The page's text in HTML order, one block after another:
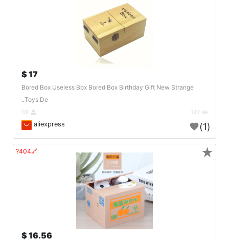
17 $
Bored Box Useless Box Bored Box Birthday Gift New Strange
Toys De..
aliexpress (1)
🔗404?
16.56 $
★